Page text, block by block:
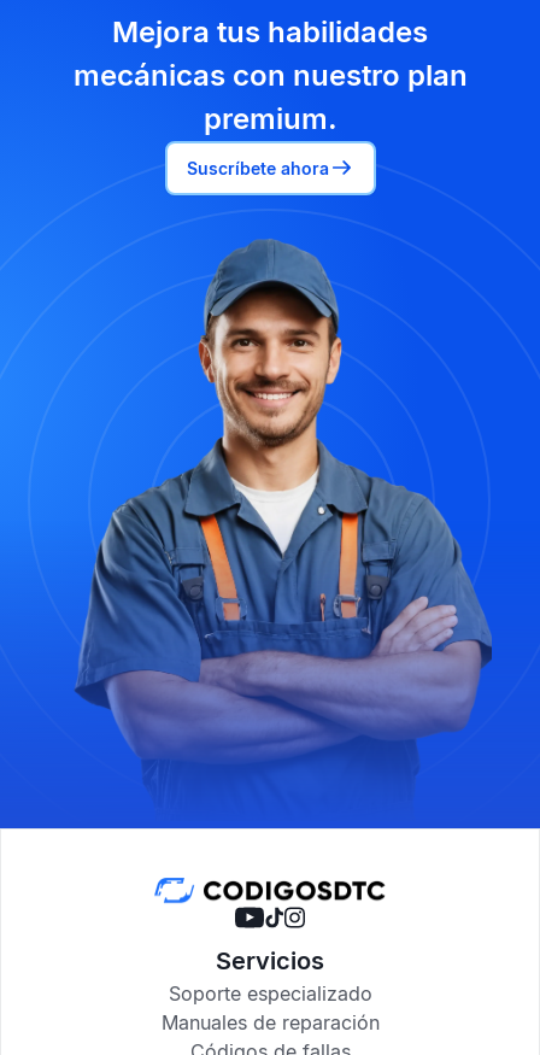
Mejora tus habilidades
mecánicas con nuestro plan
premium.
Suscríbete ahora
Servicios
Soporte especializado
Manuales de reparación